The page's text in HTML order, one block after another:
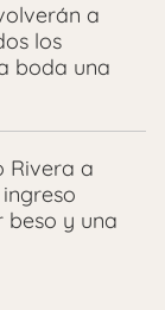
a
los
boda una
Rivera a
beso y una